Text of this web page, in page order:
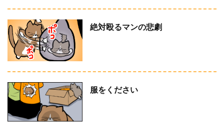
絶対殴るマンの悲劇
服をください